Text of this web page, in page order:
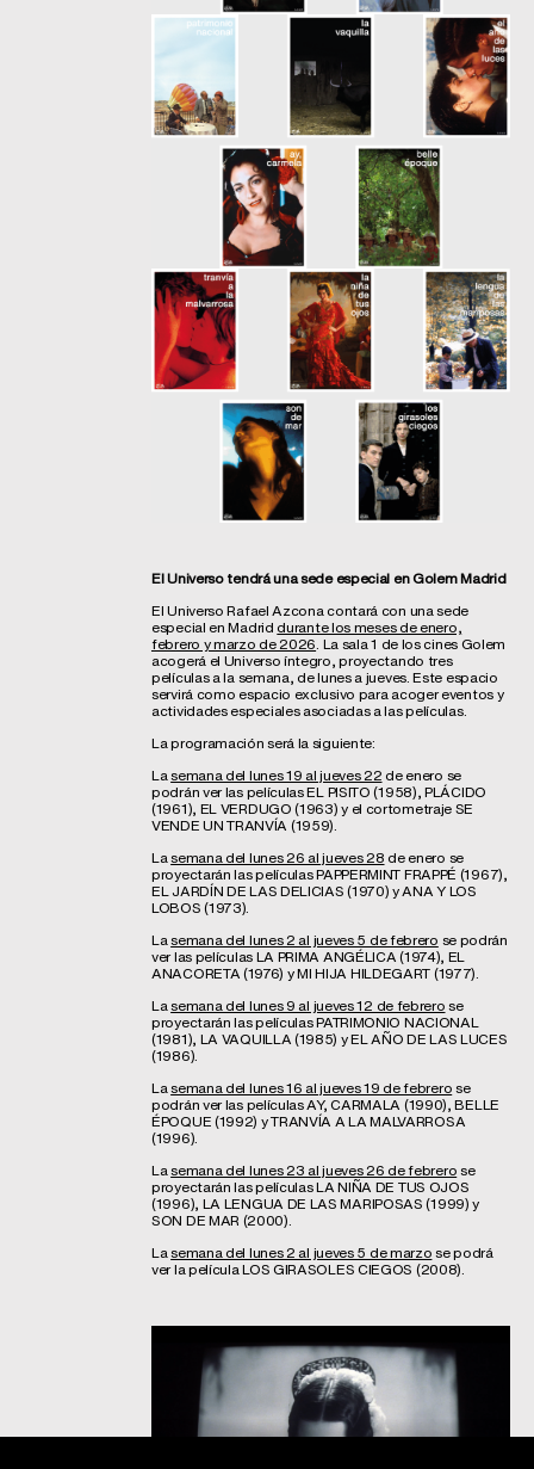
El Universo tendrá una sede especial en Golem Madrid
El Universo Rafael Azcona contará con una sede
especial en Madrid durante los meses de enero,
febrero y marzo de 2026. La sala 1 de los cines Golem
acogerá el Universo íntegro, proyectando tres
películas a la semana, de lunes a jueves. Este espacio
servirá como espacio exclusivo para acoger eventos y
actividades especiales asociadas a las películas.
La programación será la siguiente:
Lasemana del lunes 19 al jueves 22 de enero se
podrán ver las películas EL PISITO (1958), PLÁCIDO
(1961), EL VERDUGO (1963) y el cortometraje SE
VENDE UN TRANVÍA (1959).
Lasemana del lunes 26 al jueves 28 de enero se
proyectarán las películas PAPPERMINT FRAPPÉ (1967),
EL JARDÍN DE LAS DELICIAS (1970) y ANA Y LOS
LOBOS (1973).
Lasemana del lunes 2 al jueves 5 de febrero se podrán
ver las películas LA PRIMA ANGÉLICA (1974), EL
ANACORETA (1976) y MI HIJA HILDEGART (1977).
Lasemana del lunes 9 al jueves 12 de febrerose
proyectarán las películas PATRIMONIO NACIONAL
(1981), LA VAQUILLA (1985) y EL AÑO DE LAS LUCES
(1986).
Lasemana del lunes 16 al jueves 19 de febrerose
podrán ver las películas AY, CARMALA (1990), BELLE
ÉPOQUE (1992) y TRANVÍA A LA MALVARROSA
(1996).
Lasemana del lunes 23 al jueves 26 de febrerose
proyectarán las películas LA NIÑA DE TUS OJOS
(1996), LA LENGUA DE LAS MARIPOSAS (1999) y
SON DE MAR (2000).
Lasemana del lunes 2 al jueves 5 de marzose podrá
ver la película LOS GIRASOLES CIEGOS (2008).